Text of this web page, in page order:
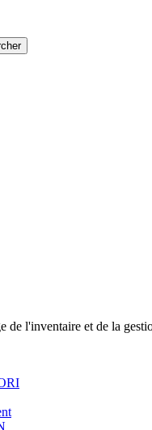
l'inventaire et de la